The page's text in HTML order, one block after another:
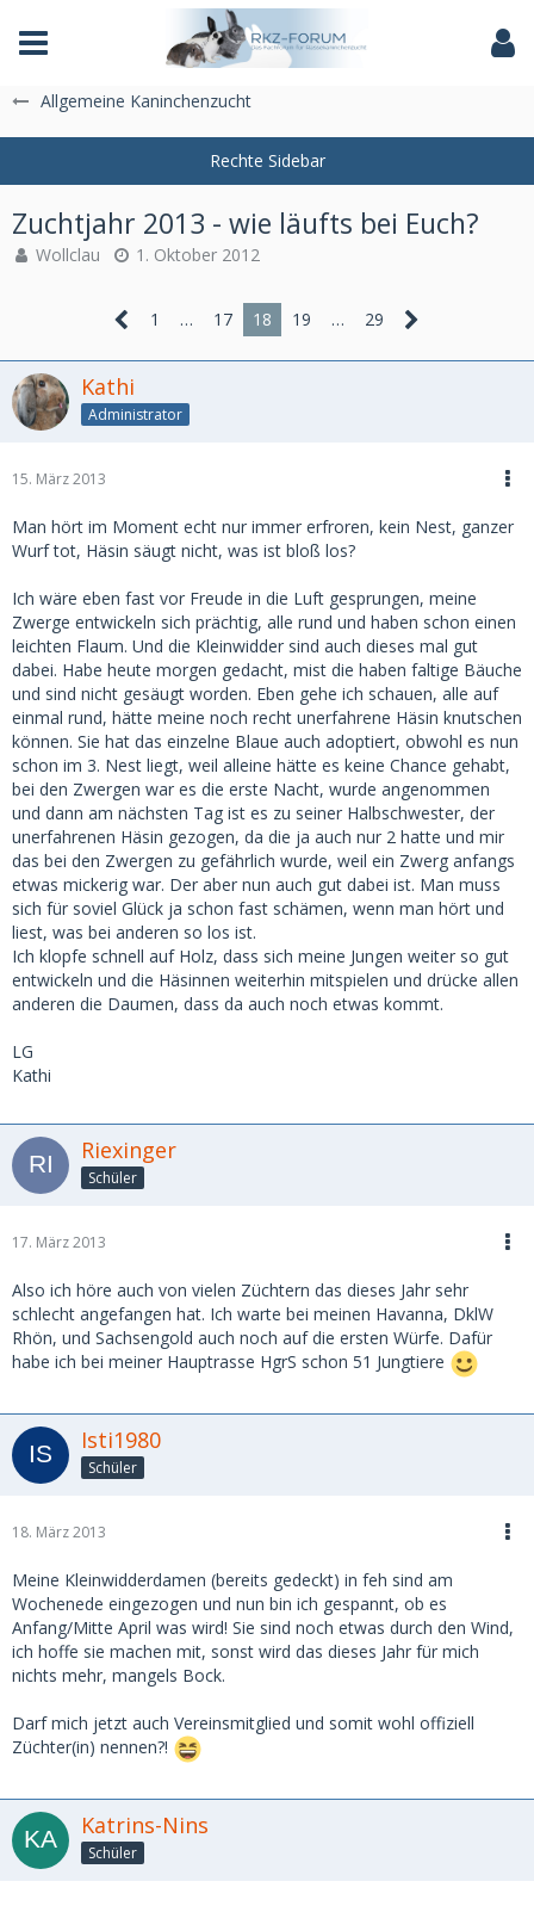
Das Fachforum der Rassekaninchenzucht
Allgemeine Kaninchenzucht
Zuchtjahr 2013 - wie läufts bei Euch?
Wollclau 1. Oktober 2012
1 … 17 18 19 … 29
Kathi
Administrator
15. März 2013
Man hört im Moment echt nur immer erfroren, kein Nest, ganzer
Wurf tot, Häsin säugt nicht, was ist bloß los?
Ich wäre eben fast vor Freude in die Luft gesprungen, meine
Zwerge entwickeln sich prächtig, alle rund und haben schon einen
leichten Flaum. Und die Kleinwidder sind auch dieses mal gut
dabei. Habe heute morgen gedacht, mist die haben faltige Bäuche
und sind nicht gesäugt worden. Eben gehe ich schauen, alle auf
einmal rund, hätte meine noch recht unerfahrene Häsin knutschen
können. Sie hat das einzelne Blaue auch adoptiert, obwohl es nun
schon im 3. Nest liegt, weil alleine hätte es keine Chance gehabt,
bei den Zwergen war es die erste Nacht, wurde angenommen
und dann am nächsten Tag ist es zu seiner Halbschwester, der
unerfahrenen Häsin gezogen, da die ja auch nur 2 hatte und mir
das bei den Zwergen zu gefährlich wurde, weil ein Zwerg anfangs
etwas mickerig war. Der aber nun auch gut dabei ist. Man muss
sich für soviel Glück ja schon fast schämen, wenn man hört und
liest, was bei anderen so los ist.
Ich klopfe schnell auf Holz, dass sich meine Jungen weiter so gut
entwickeln und die Häsinnen weiterhin mitspielen und drücke allen
anderen die Daumen, dass da auch noch etwas kommt.
LG
Kathi
Riexinger
Schüler
17. März 2013
Also ich höre auch von vielen Züchtern das dieses Jahr sehr
schlecht angefangen hat. Ich warte bei meinen Havanna, DklW
Rhön, und Sachsengold auch noch auf die ersten Würfe. Dafür
habe ich bei meiner Hauptrasse HgrS schon 51 Jungtiere
Isti1980
Schüler
18. März 2013
Meine Kleinwidderdamen (bereits gedeckt) in feh sind am
Wochenede eingezogen und nun bin ich gespannt, ob es
Anfang/Mitte April was wird! Sie sind noch etwas durch den Wind,
ich hoffe sie machen mit, sonst wird das dieses Jahr für mich
nichts mehr, mangels Bock.
Darf mich jetzt auch Vereinsmitglied und somit wohl offiziell
Züchter(in) nennen?!
Katrins-Nins
Schüler